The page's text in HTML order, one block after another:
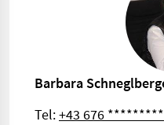
Barbara
Tel:+43 676 *********